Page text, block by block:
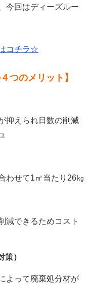
今回はディーズルー
コチラ☆
つのメリット】
抑えられ日数の削減
わせて1㎡当たり26㎏
減できるためコスト
）
よって廃棄処分材が